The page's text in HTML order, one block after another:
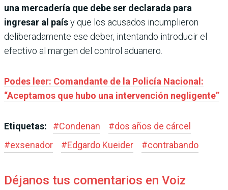
una mercadería que debe ser declarada para
ingresar al paísy que los acusados incumplieron
deliberadamente ese deber, intentando introducir el
efectivo al margen del control aduanero.
Podes leer: Comandante de la Policía Nacional:
“Aceptamos que hubo una intervención negligente”
Etiquetas: #Condenan #dos años de cárcel
#exsenador #Edgardo Kueider #contrabando
Déjanos tus comentarios en Voiz